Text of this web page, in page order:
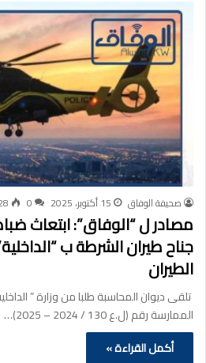
صحيفة الوفاق 15 أكتوبر، 2025 0
مصادر ل “الوفاق”: ابتعاث
جناح طيران الشرطة ب
الطيران
تلقى ديوان المحاسبة طلبا من وزارة ”
الممارسة رقم (ل.ع 130 / 2024 – 2025)…
أكمل القراءة »